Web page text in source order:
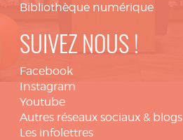
Bibliothèque numérique
SUIVEZ NOUS !
Facebook
Instagram
Youtube
Autres réseaux sociaux & blogs
Les infolettres